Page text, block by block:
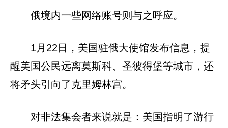
俄境内一些网络账号则与之呼应。
1月22日，美国驻俄大使馆发布信息，提
醒美国公民远离莫斯科、圣彼得堡等城市，还
将矛头引向了克里姆林宫。
对非法集会者来说就是：美国指明了游行